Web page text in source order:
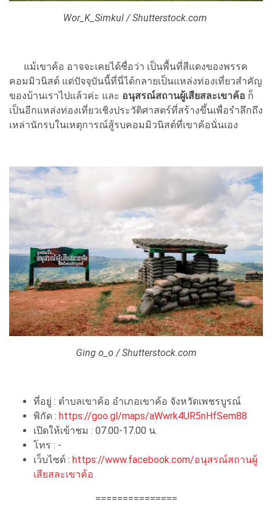
Wor_K_Simkul / Shutterstock.com
แม้เขาค้อ อาจจะเคยได้ชื่อว่า เป็นพื้นที่สีแดงของพรรค
คอมมิวนิสต์ แต่ปัจจุบันนี้ที่นี่ได้กลายเป็นแหล่งท่องเที่ยวสำคัญ
ของบ้านเราไปแล้วค่ะ และ อนุสรณ์สถานผู้เสียสละเขาค้อ ก็
เป็นอีกแหล่งท่องเที่ยวเชิงประวัติศาสตร์ที่สร้างขึ้นเพื่อรำลึกถึง
เหล่านักรบในเหตุการณ์สู้รบคอมมิวนิสต์ที่เขาค้อนั่นเอง
Ging o_o / Shutterstock.com
ที่อยู่ : ตำบลเขาค้อ อำเภอเขาค้อ จังหวัดเพชรบูรณ์
พิกัด : https://goo.gl/maps/aWwrk4UR5nHfSem88
เปิดให้เข้าชม : 07.00-17.00 น.
โทร : -
เว็บไซต์ : https://www.facebook.com/อนุสรณ์สถานผู้
เสียสละเขาค้อ
===============